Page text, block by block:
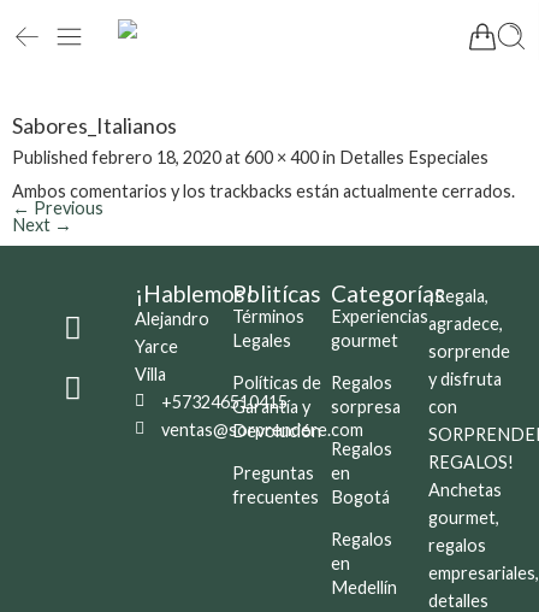
Sabores_Italianos
Published febrero 18, 2020at600 × 400in Detalles Especiales
Ambos comentarios y los trackbacks están actualmente cerrados.
← Previous
Next →
¡Hablemos!
Alejandro
Yarce
Villa
+573246510415
ventas@sorprendere.com
Politícas
Términos
Legales
Políticas de
Garantía y
Devolución
Preguntas
frecuentes
Categorías
Experiencias
gourmet
Regalos
sorpresa
Regalos
en
Bogotá
Regalos
en
Medellín
¡Regala,
agradece,
sorprende
y disfruta
con
REGALOS!
Anchetas
gourmet,
regalos
empresariales,
detalles